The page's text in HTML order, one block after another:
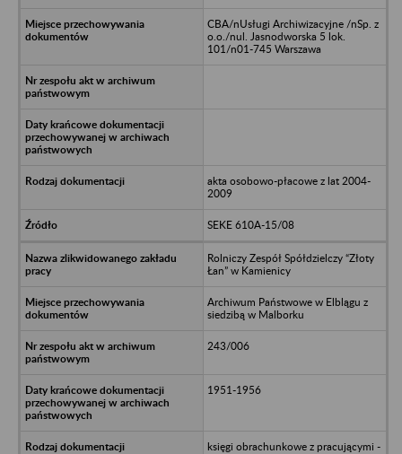
CBA/nUsługi Archiwizacyjne /nSp. z
o.o./nul. Jasnodworska 5 lok.
101/n01-745 Warszawa
akta osobowo-płacowe z lat 2004-
2009
SEKE 610A-15/08
Rolniczy Zespół Spółdzielczy “Złoty
Łan” w Kamienicy
Archiwum Państwowe w Elblągu z
siedzibą w Malborku
243/006
1951-1956
księgi obrachunkowe z pracującymi -